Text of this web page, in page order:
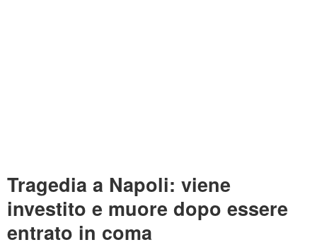
Tragedia a Napoli: viene
investito e muore dopo essere
entrato in coma